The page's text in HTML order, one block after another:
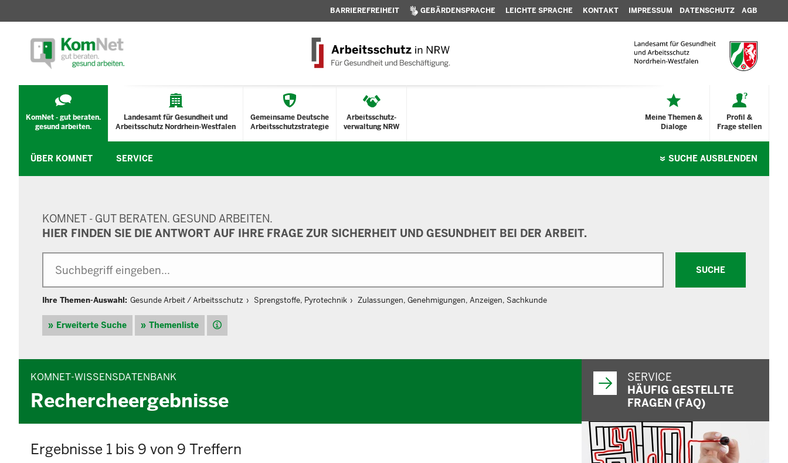
BARRIEREFREIHEIT GEBÄRDENSPRACHE LEICHTE SPRACHE KONTAKT IMPRESSUM DATENSCHUTZ AGB
KomNet - gut beraten.
gesund arbeiten.
Landesamt für Gesundheit und
Arbeitsschutz Nordrhein-Westfalen
Gemeinsame Deutsche
Arbeitsschutzstrategie
Arbeitsschutz-
verwaltung NRW
Profil &
Frage stellen
Meine Themen &
Dialoge
ÜBER KOMNET SERVICE SUCHE AUSBLENDEN
KOMNET - GUT BERATEN. GESUND ARBEITEN.
HIER FINDEN SIE DIE ANTWORT AUF IHRE FRAGE ZUR SICHERHEIT UND GESUNDHEIT BEI DER ARBEIT.
SUCHE
Ihre Themen-Auswahl: Gesunde Arbeit / Arbeitsschutz Sprengstoffe, Pyrotechnik Zulassungen, Genehmigungen, Anzeigen, Sachkunde
Erweiterte Suche Themenliste Hilfe
KOMNET-WISSENSDATENBANK
Rechercheergebnisse
Ergebnisse 1 bis 9 von 9 Treffern
SERVICE
HÄUFIG GESTELLTE
FRAGEN (FAQ)